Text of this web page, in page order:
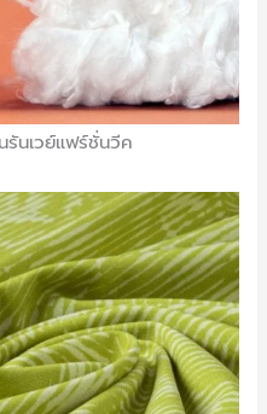
รันเวย์แฟร์ชั่นวีค